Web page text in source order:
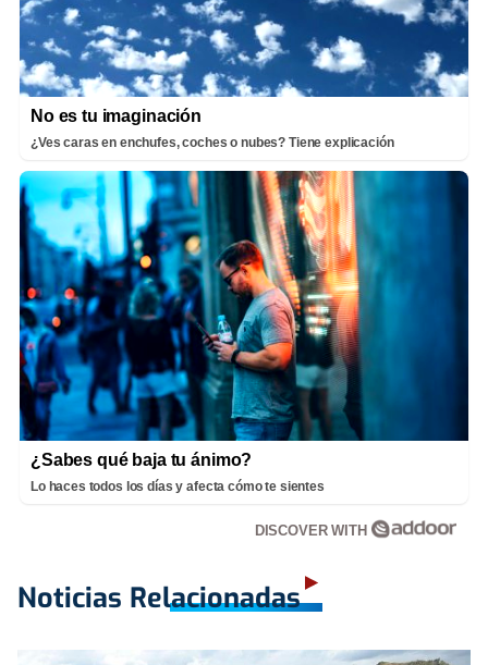
No es tu imaginación
¿Ves caras en enchufes, coches o nubes? Tiene explicación
¿Sabes qué baja tu ánimo?
Lo haces todos los días y afecta cómo te sientes
DISCOVER WITH
Noticias Relacionadas